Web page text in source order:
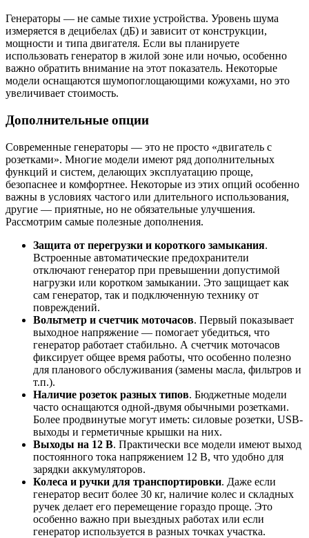
Генераторы — не самые тихие устройства. Уровень шума
измеряется в децибелах (дБ) и зависит от конструкции,
мощности и типа двигателя. Если вы планируете
использовать генератор в жилой зоне или ночью, особенно
важно обратить внимание на этот показатель. Некоторые
модели оснащаются шумопоглощающими кожухами, но это
увеличивает стоимость.
Дополнительные опции
Современные генераторы — это не просто «двигатель с
розетками». Многие модели имеют ряд дополнительных
функций и систем, делающих эксплуатацию проще,
безопаснее и комфортнее. Некоторые из этих опций особенно
важны в условиях частого или длительного использования,
другие — приятные, но не обязательные улучшения.
Рассмотрим самые полезные дополнения.
Защита от перегрузки и короткого замыкания.
Встроенные автоматические предохранители
отключают генератор при превышении допустимой
нагрузки или коротком замыкании. Это защищает как
сам генератор, так и подключенную технику от
повреждений.
Вольтметр и счетчик моточасов. Первый показывает
выходное напряжение — помогает убедиться, что
генератор работает стабильно. А счетчик моточасов
фиксирует общее время работы, что особенно полезно
для планового обслуживания (замены масла, фильтров и
т.п.).
Наличие розеток разных типов. Бюджетные модели
часто оснащаются одной-двумя обычными розетками.
Более продвинутые могут иметь: силовые розетки, USB-
выходы и герметичные крышки на них.
Выходы на 12 В. Практически все модели имеют выход
постоянного тока напряжением 12 В, что удобно для
зарядки аккумуляторов.
Колеса и ручки для транспортировки. Даже если
генератор весит более 30 кг, наличие колес и складных
ручек делает его перемещение гораздо проще. Это
особенно важно при выездных работах или если
генератор используется в разных точках участка.